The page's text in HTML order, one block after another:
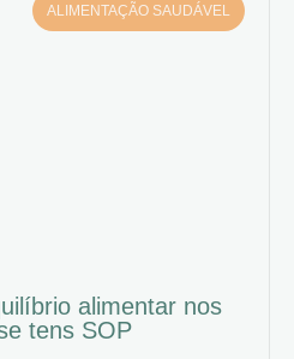
ALIMENTAÇÃO SAUDÁVEL
alimentar nos
tens SOP